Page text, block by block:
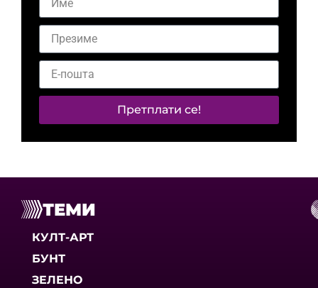
Претплати се!
ТЕМИ
КУЛТ-АРТ
БУНТ
ЗЕЛЕНО